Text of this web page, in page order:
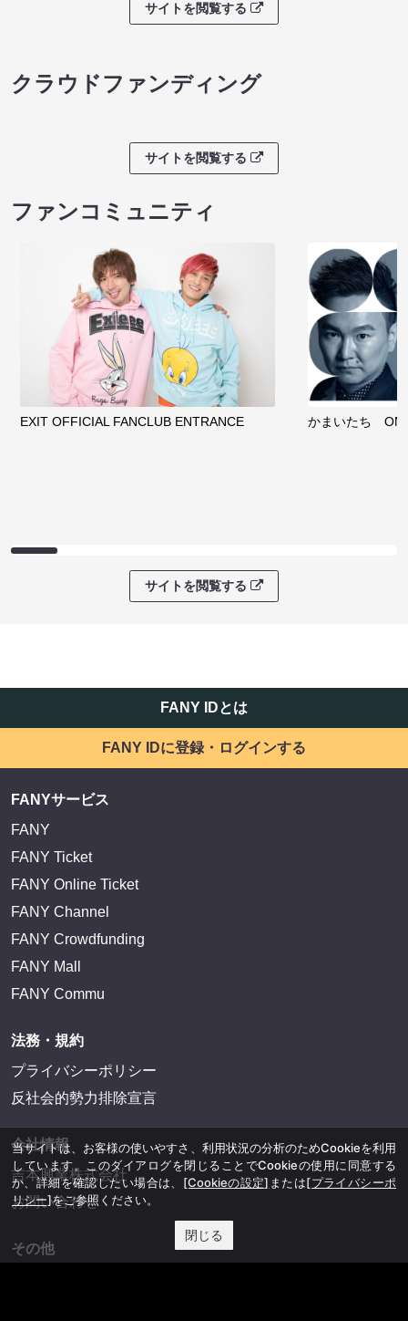
サイトを閲覧する
クラウドファンディング
サイトを閲覧する
ファンコミュニティ
EXIT OFFICIAL FANCLUB ENTRANCE かまいたち
サイトを閲覧する
FANY IDとは
FANY IDに登録・ログインする
FANYサービス
FANY
FANY Ticket
FANY Online Ticket
FANY Channel
FANY Crowdfunding
FANY Mall
FANY Commu
法務・規約
プライバシーポリシー
反社会的勢力排除宣言
会社情報
吉本興業株式会社
お問い合わせ
その他
当サイトは、お客様の使いやすさ、利用状況の分析のためCookieを利用
しています。このダイアログを閉じることでCookieの使用に同意する
か、詳細を確認したい場合は、 [Cookieの設定] または[プライバシーポ
リシー]をご参照ください。
閉じる